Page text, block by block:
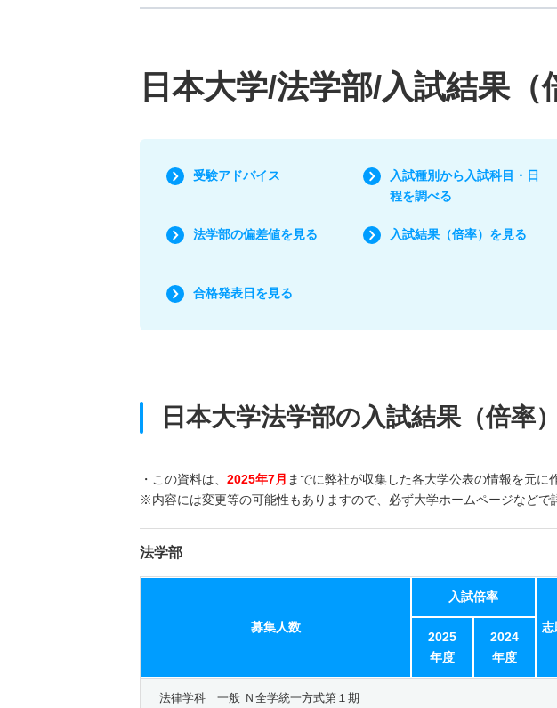
日本大学/法学部/入試結果（
受験アドバイス
入試種別から入試科目・日
程を調べる
法学部の偏差値を見る 入試結果（倍率）を見る
合格発表日を見る
日本大学法学部の入試結果（倍率）
・この資料は、 2025年7月 までに弊社が収集した各大学公表の情報を元に
※内容には変更等の可能性もありますので、必ず大学ホームページなどで
法学部
募集人数
入試倍率
志
2025
年度
2024
年度
法律学科 一般 Ｎ全学統一方式第１期